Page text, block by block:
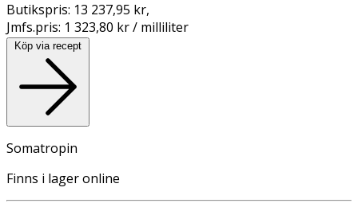
Butikspris: 13 237,95 kr,
Jmfs.pris: 1 323,80 kr / milliliter
Köp via recept
Somatropin
Finns i lager online